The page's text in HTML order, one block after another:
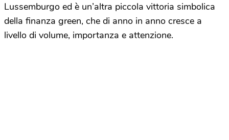
Lussemburgo ed è un’altra piccola vittoria simbolica
della finanza green, che di anno in anno cresce a
livello di volume, importanza e attenzione.